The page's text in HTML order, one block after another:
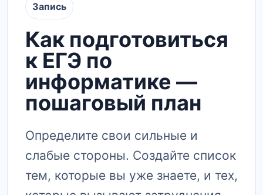
Запись
Как подготовиться
к ЕГЭ по
информатике —
пошаговый план
Определите свои сильные и
слабые стороны. Создайте список
тем, которые вы уже знаете, и тех,